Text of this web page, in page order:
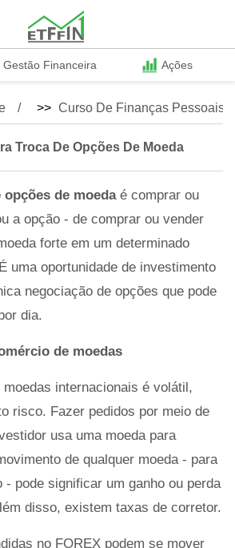
Gestão Financeira Ações
>> Curso De Finanças Pessoais
Troca De Opções De Moeda
opções de moeda é comprar ou
a opção - de comprar ou vender
forte em um determinado
uma oportunidade de investimento
negociação de opções que pode
dia.
de moedas
internacionais é volátil,
risco. Fazer pedidos por meio de
usa uma moeda para
de qualquer moeda - para
- pode significar um ganho ou perda
disso, existem taxas de corretor.
no FOREX podem se mover